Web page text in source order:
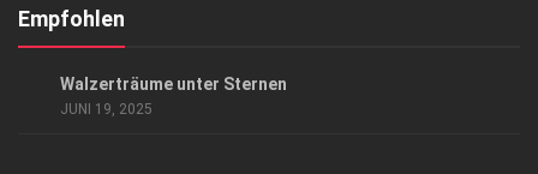
Kontakt, Impressum
Empfohlen
Walzerträume unter Sternen
JUNI 19, 2025